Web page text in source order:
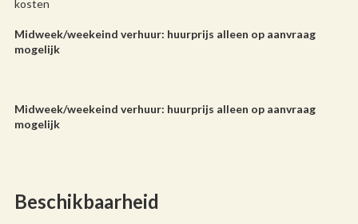
kosten
Midweek/weekeind verhuur: huurprijs alleen op aanvraag
mogelijk
Midweek/weekeind verhuur: huurprijs alleen op aanvraag
mogelijk
Beschikbaarheid